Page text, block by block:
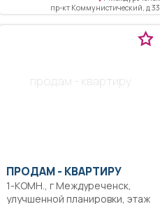
окна, не угловая, без
посредников, торг, в центре
города. Район с развитой
пр-кт Коммунистический, д 33
продам - квартиру
ПРОДАМ - КВАРТИРУ
1-КОМН., г Междуреченск,
улучшенной планировки, этаж